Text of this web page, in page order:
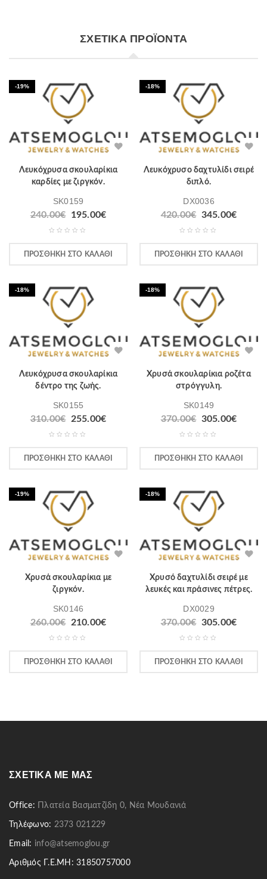
ΣΧΕΤΙΚΆ ΠΡΟΪΌΝΤΑ
-19%
Λευκόχρυσα σκουλαρίκια
καρδίες με ζιργκόν.
SK0159
240.00€ 195.00€
ΠΡΟΣΘΉΚΗ ΣΤΟ ΚΑΛΆΘΙ
-18%
Λευκόχρυσο δαχτυλίδι σειρέ
διπλό.
DX0036
420.00€ 345.00€
ΠΡΟΣΘΉΚΗ ΣΤΟ ΚΑΛΆΘΙ
-18%
Λευκόχρυσα σκουλαρίκια
δέντρο της ζωής.
SK0155
310.00€ 255.00€
ΠΡΟΣΘΉΚΗ ΣΤΟ ΚΑΛΆΘΙ
-18%
Χρυσά σκουλαρίκια ροζέτα
στρόγγυλη.
SK0149
370.00€ 305.00€
ΠΡΟΣΘΉΚΗ ΣΤΟ ΚΑΛΆΘΙ
-19%
Χρυσά σκουλαρίκια με
ζιργκόν.
SK0146
260.00€ 210.00€
ΠΡΟΣΘΉΚΗ ΣΤΟ ΚΑΛΆΘΙ
-18%
Χρυσό δαχτυλίδι σειρέ με
λευκές και πράσινες πέτρες.
DX0029
370.00€ 305.00€
ΠΡΟΣΘΉΚΗ ΣΤΟ ΚΑΛΆΘΙ
ΣΧΕΤΙΚΆ ΜΕ ΜΑΣ
Office: Πλατεία Βασματζίδη 0, Νέα Μουδανιά
Τηλέφωνο: 2373 021229
Email: info@atsemoglou.gr
Αριθμός Γ.Ε.ΜΗ: 31850757000